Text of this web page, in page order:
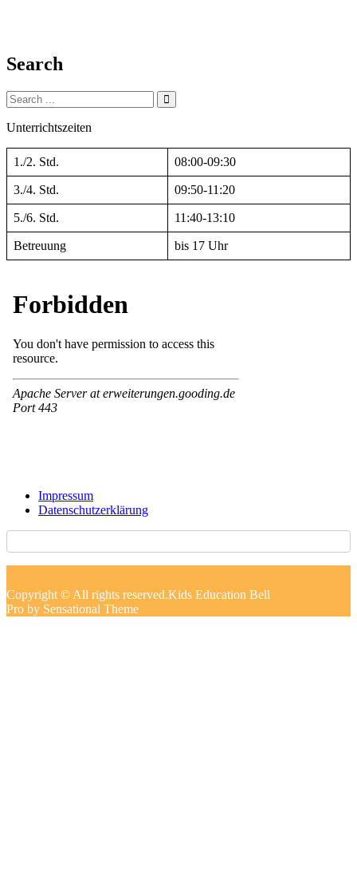
Search
Search
for:
Unterrichtszeiten
1./2. Std. 08:00-09:30
3./4. Std. 09:50-11:20
5./6. Std. 11:40-13:10
Betreuung bis 17 Uhr
Impressum
Datenschutzerklärung
Copyright © All rights reserved.Kids Education Bell
Pro by Sensational Theme